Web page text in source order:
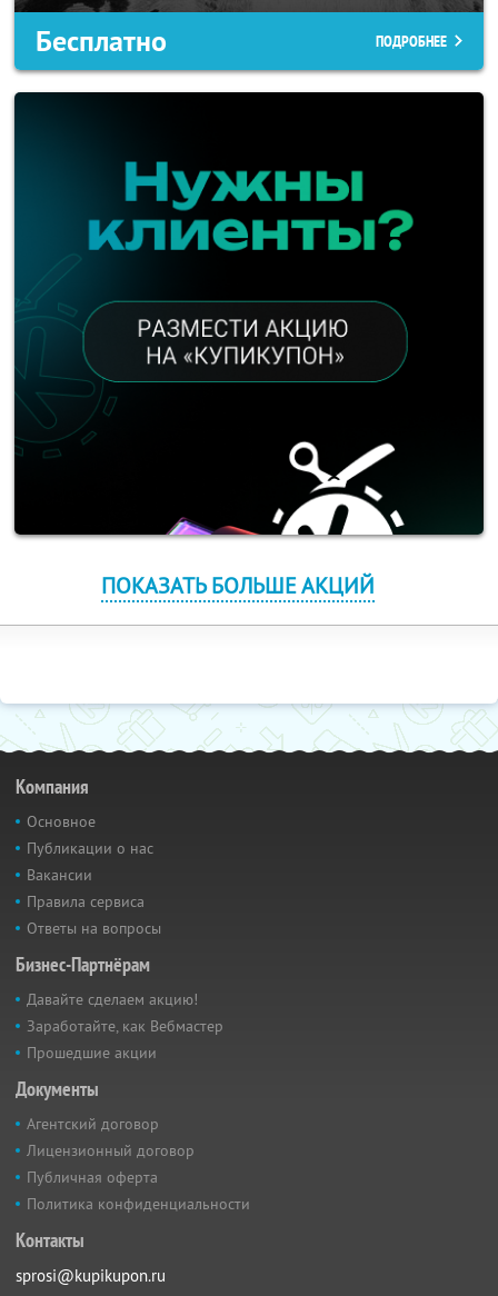
Бесплатно ПОДРОБНЕЕ
ПОКАЗАТЬ БОЛЬШЕ АКЦИЙ
Компания
Основное
Публикации о нас
Вакансии
Правила сервиса
Ответы на вопросы
Бизнес-Партнёрам
Давайте сделаем акцию!
Заработайте, как Вебмастер
Прошедшие акции
Документы
Агентский договор
Лицензионный договор
Публичная оферта
Политика конфиденциальности
Контакты
sprosi@kupikupon.ru